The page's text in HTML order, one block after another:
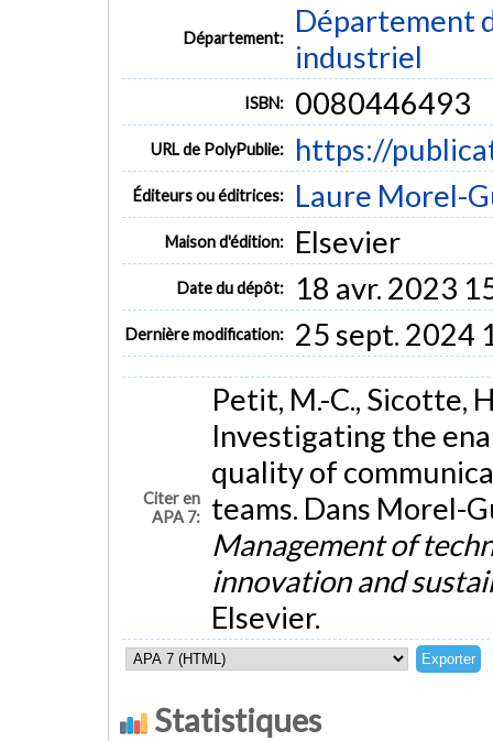
Département:
Département
industriel
ISBN: 0080446493
URL de PolyPublie: https://
Éditeurs ou éditrices: Laure Morel-
Maison d'édition: Elsevier
Date du dépôt: 18 avr. 2023
Dernière modification: 25 sept. 2024
Citer en
APA 7:
Petit, M.-C., Sicotte,
Investigating the
quality of
teams. Dans Morel-
Management of
innovation and
Elsevier.
Statistiques